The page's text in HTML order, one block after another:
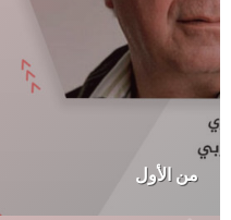
من الأول